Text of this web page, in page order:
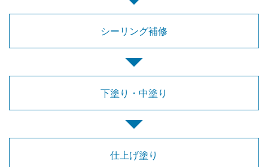
シーリング補修
下塗り・中塗り
仕上げ塗り